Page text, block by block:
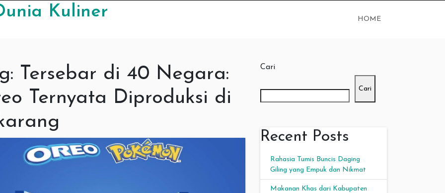
Kuliner HOME
Tersebar di 40 Negara:
Ternyata Diproduksi di
Cari
Cari
Recent Posts
Rahasia Tumis Buncis Daging
Giling yang Empuk dan Nikmat
Makanan Khas dari Kabupaten